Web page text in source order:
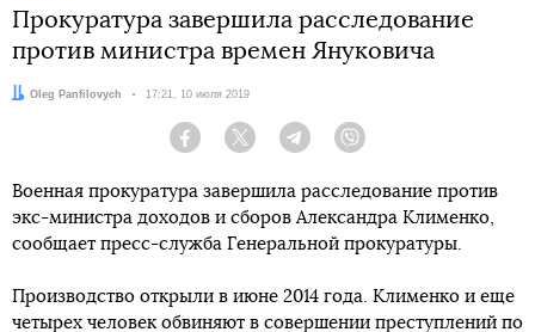
Прокуратура завершила расследование
против министра времен Януковича
Автор:
Oleg Panfilovych Дата:
17:21, 10 июля 2019
Facebook Twitter Telegram
Военная прокуратура завершила расследование против
экс-министра доходов и сборов Александра Клименко,
сообщает пресс-служба Генеральной прокуратуры.
Производство открыли в июне 2014 года. Клименко и еще
четырех человек обвиняют в совершении преступлений по